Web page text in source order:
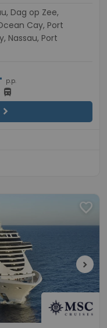
Cay, Port
Nassau, Port
p.p.
directions_bus
chevron_right
favorite
chevron_right